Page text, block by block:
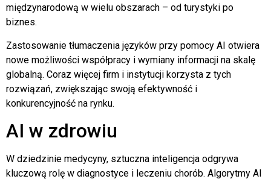
międzynarodową w wielu obszarach – od turystyki po
biznes.
Zastosowanie tłumaczenia języków przy pomocy AI otwiera
nowe możliwości współpracy i wymiany informacji na skalę
globalną. Coraz więcej firm i instytucji korzysta z tych
rozwiązań, zwiększając swoją efektywność i
konkurencyjność na rynku.
AI w zdrowiu
W dziedzinie medycyny, sztuczna inteligencja odgrywa
kluczową rolę w diagnostyce i leczeniu chorób. Algorytmy AI